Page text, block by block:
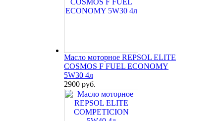
Масло моторное REPSOL ELITE
COSMOS F FUEL ECONOMY
5W30 4л
2900 руб.